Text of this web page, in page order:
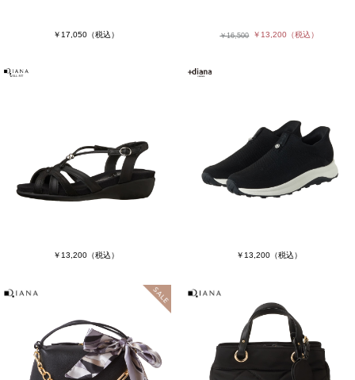
￥17,050（税込） ￥16,500 ￥13,200 （税込）
￥13,200（税込） ￥13,200 （税込）